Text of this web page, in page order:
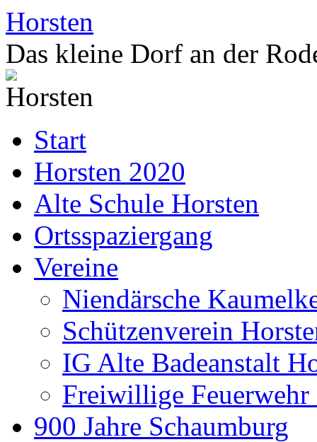
Zum
Inhalt
springen
Horsten
Das kleine Dorf an der
Start
Horsten 2020
Alte Schule Horsten
Ortsspaziergang
Vereine
Niendärsche
Schützenverein
IG Alte Badeanstalt
Freiwillige Feuerwehr
900 Jahre Schaumburg